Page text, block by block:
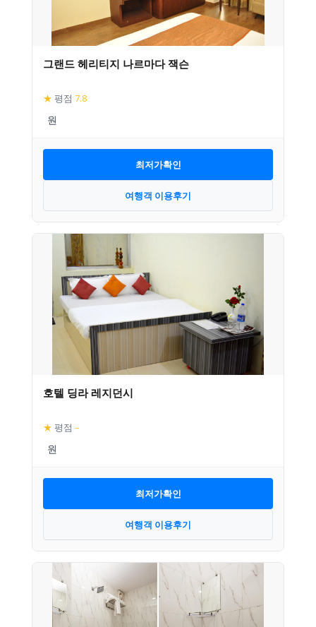
그랜드 헤리티지 나르마다 잭슨
★ 평점 7.8
최저가확인
여행객 이용후기
호텔 딩라 레지던시
★ 평점 –
최저가확인
여행객 이용후기